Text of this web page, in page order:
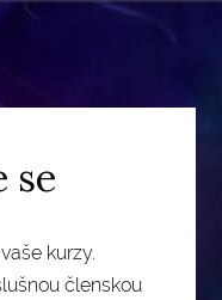
se
kurzy.
členskou